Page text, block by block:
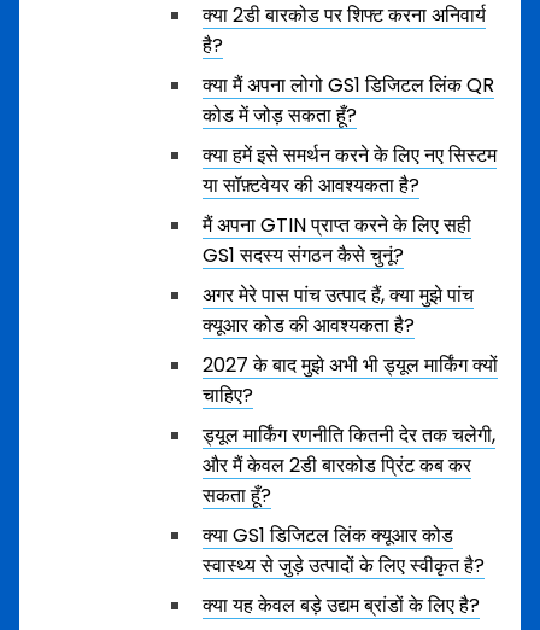
क्या 2डी बारकोड पर शिफ्ट करना अनिवार्य
है?
क्या मैं अपना लोगो GS1 डिजिटल लिंक QR
कोड में जोड़ सकता हूँ?
क्या हमें इसे समर्थन करने के लिए नए सिस्टम
या सॉफ़्टवेयर की आवश्यकता है?
मैं अपना GTIN प्राप्त करने के लिए सही
GS1 सदस्य संगठन कैसे चुनूं?
अगर मेरे पास पांच उत्पाद हैं, क्या मुझे पांच
क्यूआर कोड की आवश्यकता है?
2027 के बाद मुझे अभी भी ड्यूल मार्किंग क्यों
चाहिए?
ड्यूल मार्किंग रणनीति कितनी देर तक चलेगी,
और मैं केवल 2डी बारकोड प्रिंट कब कर
सकता हूँ?
क्या GS1 डिजिटल लिंक क्यूआर कोड
स्वास्थ्य से जुड़े उत्पादों के लिए स्वीकृत है?
क्या यह केवल बड़े उद्यम ब्रांडों के लिए है?